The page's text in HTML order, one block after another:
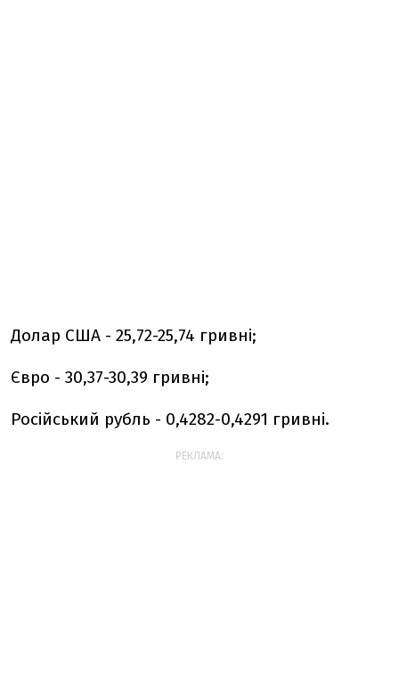
Долар США - 25,72-25,74 гривні;
Євро - 30,37-30,39 гривні;
Російський рубль - 0,4282-0,4291 гривні.
РЕКЛАМА: